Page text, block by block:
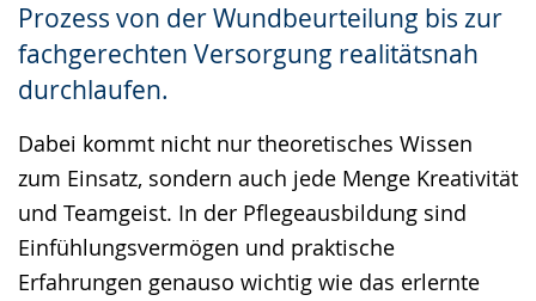
Prozess von der Wundbeurteilung bis zur
fachgerechten Versorgung realitätsnah
durchlaufen.
Dabei kommt nicht nur theoretisches Wissen
zum Einsatz, sondern auch jede Menge Kreativität
und Teamgeist. In der Pflegeausbildung sind
Einfühlungsvermögen und praktische
Erfahrungen genauso wichtig wie das erlernte